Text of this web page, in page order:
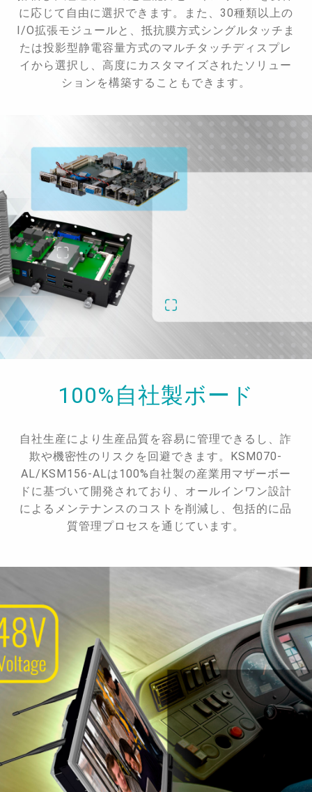
に応じて自由に選択できます。また、30種類以上の
I/O拡張モジュールと、抵抗膜方式シングルタッチま
たは投影型静電容量方式のマルチタッチディスプレ
イから選択し、高度にカスタマイズされたソリュー
ションを構築することもできます。
100%自社製ボード
自社生産により生産品質を容易に管理できるし、詐
欺や機密性のリスクを回避できます。KSM070-
AL/KSM156-ALは100%自社製の産業用マザーボー
ドに基づいて開発されており、オールインワン設計
によるメンテナンスのコストを削減し、包括的に品
質管理プロセスを通じています。